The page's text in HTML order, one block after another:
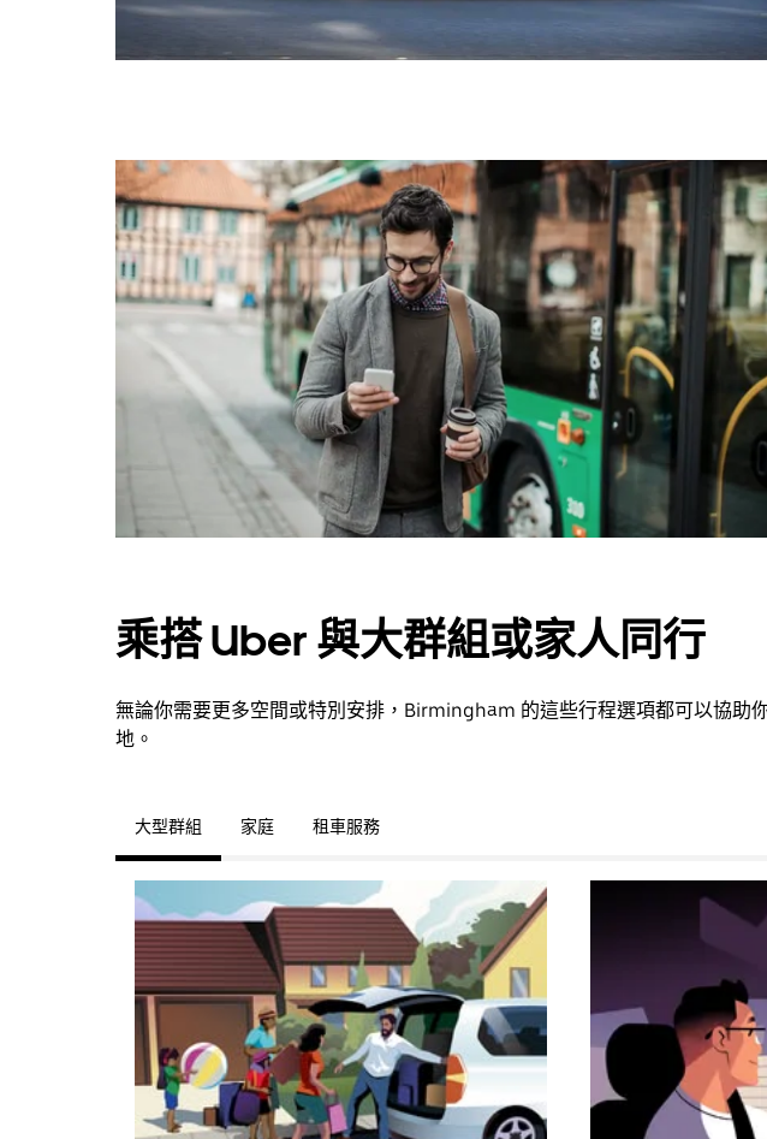
乘搭 Uber 與大群組或家人同行
無論你需要更多空間或特別安排，Birmingham 的這些行程選項都可以協助
地。
大型群組 家庭 租車服務